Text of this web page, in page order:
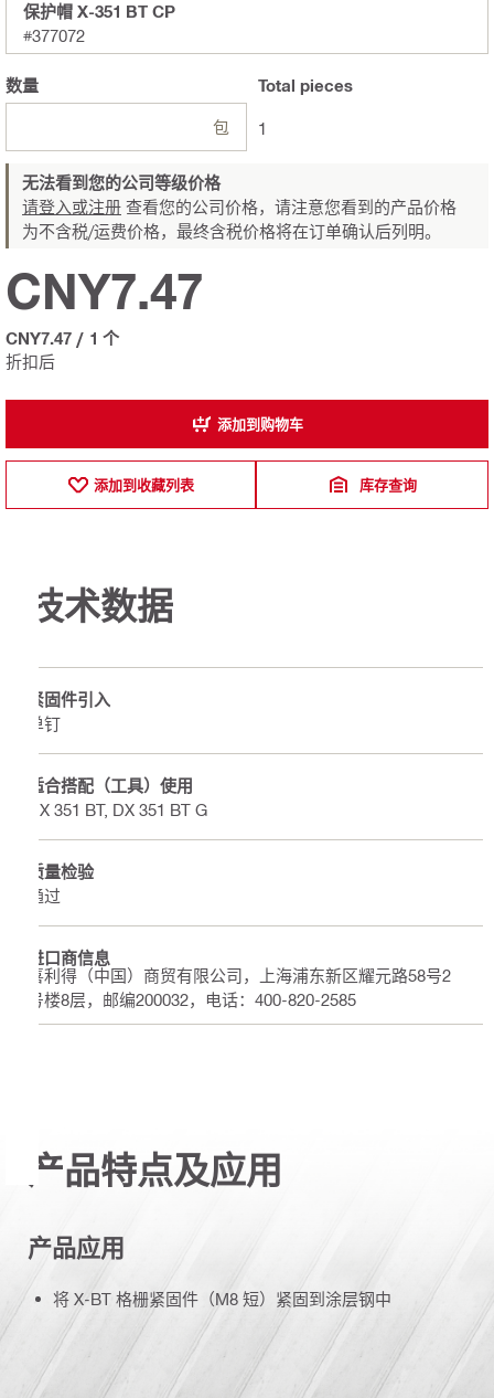
保护帽 X-351 BT CP
#377072
数量
包
Total pieces
1
无法看到您的公司等级价格
请登入或注册 查看您的公司价格，请注意您看到的产品价格
为不含税/运费价格，最终含税价格将在订单确认后列明。
折扣后
CNY7.47
CNY7.47 / 1 个
添加到购物车
添加到收藏列表 库存查询
技术数据
紧固件引入
单钉
适合搭配（工具）使用
DX 351 BT, DX 351 BT G
质量检验
通过
进口商信息
喜利得（中国）商贸有限公司，上海浦东新区耀元路58号2
号楼8层，邮编200032，电话：400-820-2585
产品特点及应用
产品应用
将 X-BT 格栅紧固件（M8 短）紧固到涂层钢中